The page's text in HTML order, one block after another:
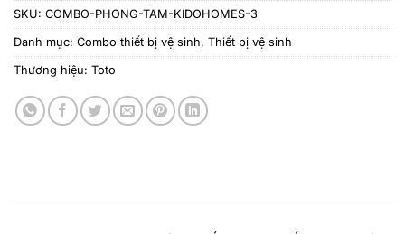
SKU: COMBO-PHONG-TAM-KIDOHOMES-3
Danh mục: Combo thiết bị vệ sinh, Thiết bị vệ sinh
Thương hiệu: Toto